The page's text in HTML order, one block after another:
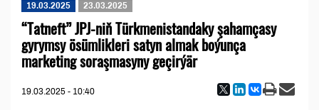
19.03.2025 23.03.2025
“Tatneft” JPJ-niň Türkmenistandaky şahamçasy
gyrymsy ösümlikleri satyn almak boýunça
marketing soraşmasyny geçirýär
19.03.2025 - 10:40